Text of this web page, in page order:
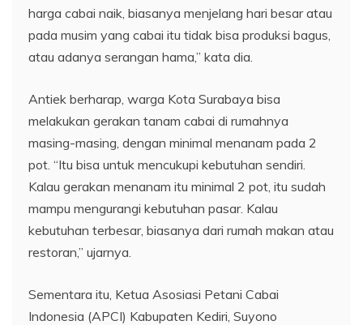
harga cabai naik, biasanya menjelang hari besar atau
pada musim yang cabai itu tidak bisa produksi bagus,
atau adanya serangan hama,” kata dia.
Antiek berharap, warga Kota Surabaya bisa
melakukan gerakan tanam cabai di rumahnya
masing-masing, dengan minimal menanam pada 2
pot. “Itu bisa untuk mencukupi kebutuhan sendiri.
Kalau gerakan menanam itu minimal 2 pot, itu sudah
mampu mengurangi kebutuhan pasar. Kalau
kebutuhan terbesar, biasanya dari rumah makan atau
restoran,” ujarnya.
Sementara itu, Ketua Asosiasi Petani Cabai
Indonesia (APCI) Kabupaten Kediri, Suyono